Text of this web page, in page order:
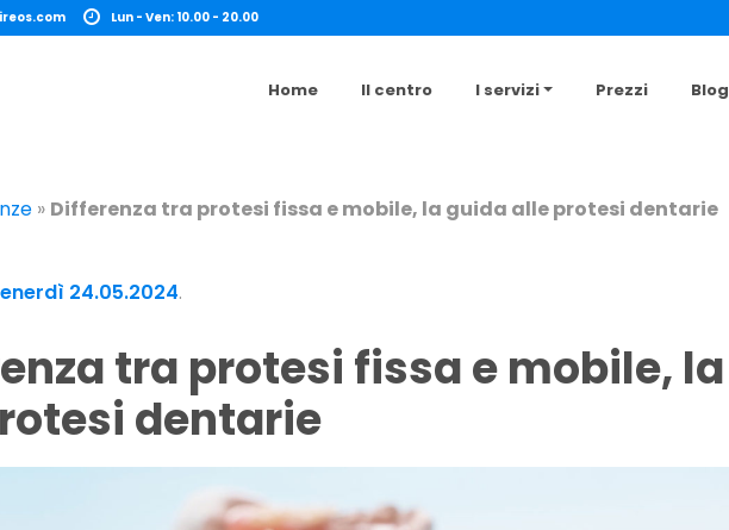
Lun - Ven: 10.00 - 20.00
Home Il centro I servizi Prezzi Blog
» Differenza tra protesi fissa e mobile, la guida alle protesi dentarie
24.05.2024.
dentarie